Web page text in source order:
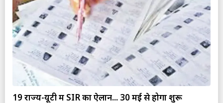
19 राज्य-यूटी में SIR का ऐलान... 30 मई से होगा शुरू